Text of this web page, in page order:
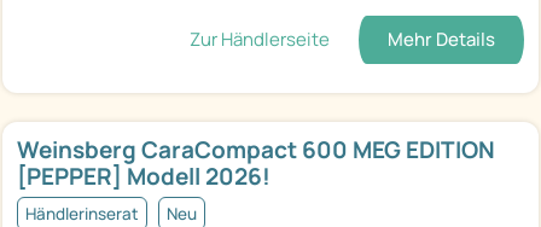
Zur Händlerseite Mehr Details
Weinsberg CaraCompact 600 MEG EDITION
[PEPPER] Modell 2026!
Händlerinserat Neu